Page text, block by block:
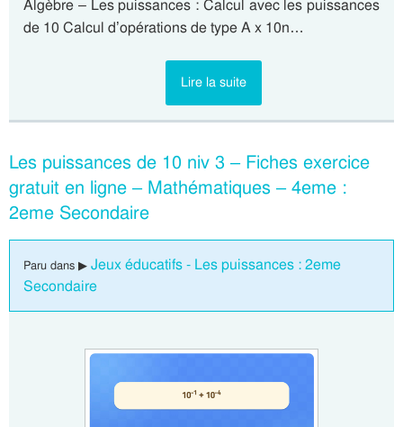
Algèbre – Les puissances : Calcul avec les puissances
de 10 Calcul d’opérations de type A x 10n…
Lire la suite
Les puissances de 10 niv 3 – Fiches exercice
gratuit en ligne – Mathématiques – 4eme :
2eme Secondaire
Paru dans ▶ Jeux éducatifs - Les puissances : 2eme
Secondaire